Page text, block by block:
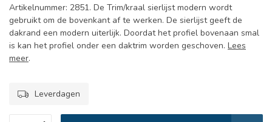
Artikelnummer: 2851. De Trim/kraal sierlijst modern wordt
gebruikt om de bovenkant af te werken. De sierlijst geeft de
dakrand een modern uiterlijk. Doordat het profiel bovenaan smal
is kan het profiel onder een daktrim worden geschoven. Lees
meer.
Leverdagen